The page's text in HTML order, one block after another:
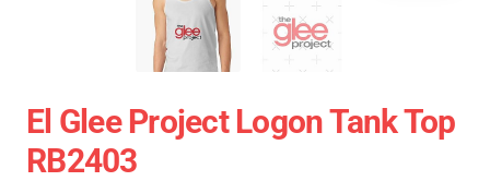
El Glee Project Logon Tank Top
RB2403